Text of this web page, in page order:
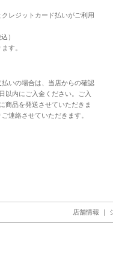
レジットカード払いがご利用
）
す。
いの場合は、当店からの確認
以内にご入金ください。ご入
商品を発送させていただきま
連絡させていただきます。
店舗情報 ｜